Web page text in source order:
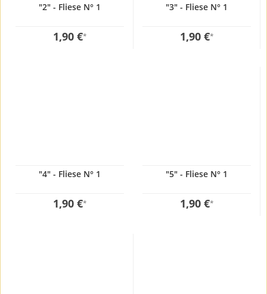
"2" - Fliese N° 1
1,90 €*
"3" - Fliese N° 1
1,90 €*
"4" - Fliese N° 1
1,90 €*
"5" - Fliese N° 1
1,90 €*